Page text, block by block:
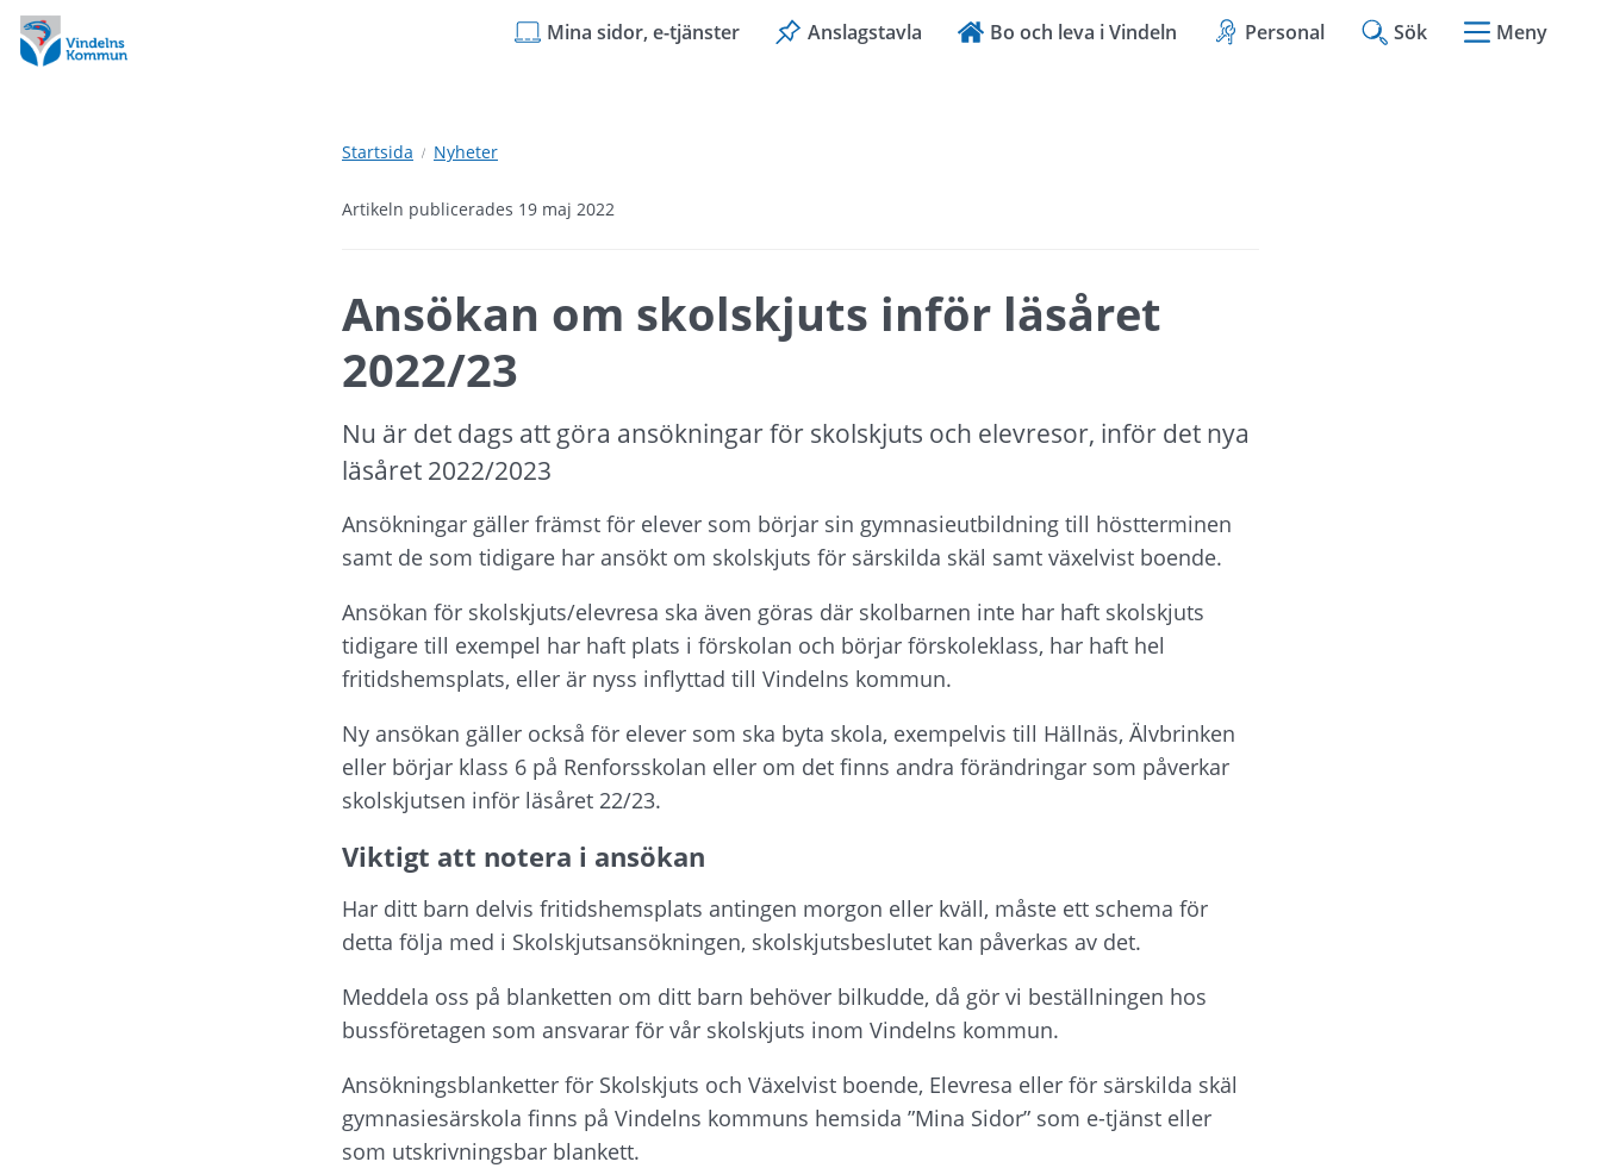
Hoppa
till
innehåll
Hoppa
till
undermeny
Mina sidor, e-tjänster Anslagstavla Bo och leva i Vindeln Personal Sök Meny
Startsida Nyheter
Artikeln publicerades 19 maj 2022
Ansökan om skolskjuts inför läsåret
2022/23
Nu är det dags att göra ansökningar för skolskjuts och elevresor, inför det nya
läsåret 2022/2023
Ansökningar gäller främst för elever som börjar sin gymnasieutbildning till höstterminen
samt de som tidigare har ansökt om skolskjuts för särskilda skäl samt växelvist boende.
Ansökan för skolskjuts/elevresa ska även göras där skolbarnen inte har haft skolskjuts
tidigare till exempel har haft plats i förskolan och börjar förskoleklass, har haft hel
fritidshemsplats, eller är nyss inflyttad till Vindelns kommun.
Ny ansökan gäller också för elever som ska byta skola, exempelvis till Hällnäs, Älvbrinken
eller börjar klass 6 på Renforsskolan eller om det finns andra förändringar som påverkar
skolskjutsen inför läsåret 22/23.
Viktigt att notera i ansökan
Har ditt barn delvis fritidshemsplats antingen morgon eller kväll, måste ett schema för
detta följa med i Skolskjutsansökningen, skolskjutsbeslutet kan påverkas av det.
Meddela oss på blanketten om ditt barn behöver bilkudde, då gör vi beställningen hos
bussföretagen som ansvarar för vår skolskjuts inom Vindelns kommun.
Ansökningsblanketter för Skolskjuts och Växelvist boende, Elevresa eller för särskilda skäl
gymnasiesärskola finns på Vindelns kommuns hemsida ”Mina Sidor” som e-tjänst eller
som utskrivningsbar blankett.